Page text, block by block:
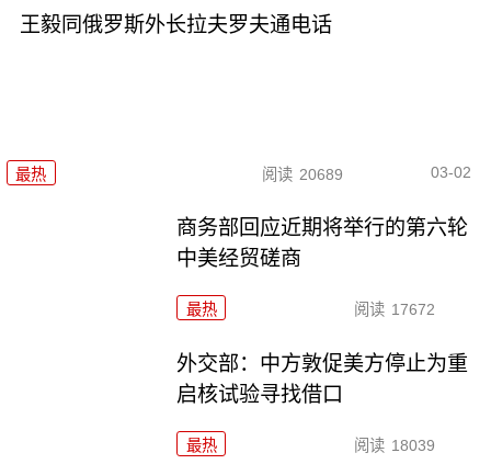
王毅同俄罗斯外长拉夫罗夫通电话
最热 阅读 20689 03-02
商务部回应近期将举行的第六轮
中美经贸磋商
最热 阅读 17672
外交部：中方敦促美方停止为重
启核试验寻找借口
最热 阅读 18039